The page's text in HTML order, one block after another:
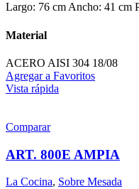
Largo: 76 cm Ancho: 41 cm
Material
ACERO AISI 304 18/08
Agregar a Favoritos
Vista rápida
Comparar
ART. 800E AMPIA
La Cocina, Sobre Mesada